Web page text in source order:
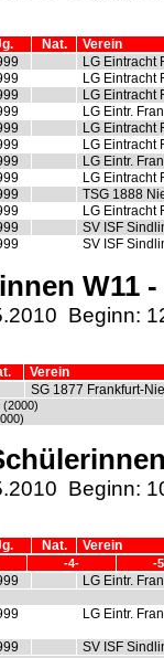
Nat.
Verein
LG Eintracht
LG Eintracht
LG Eintracht
LG Eintr.
LG Eintracht
LG Eintracht
LG Eintr.
LG Eintracht
TSG 1888
LG Eintracht
SV ISF
SV ISF
W11
Beginn:
Verein
SG 1877 Frankfurt-
Beginn:
Nat. Verein
-4- -
LG Eintr.
LG Eintr.
SV ISF